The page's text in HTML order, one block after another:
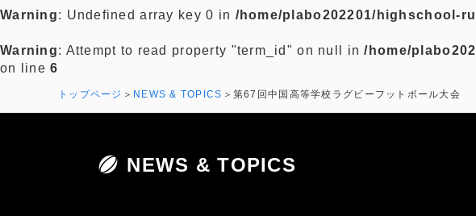
Warning: Undefined array key 0 in /home/plabo202201/highschool-
Warning: Attempt to read property "term_id" on null in/home/
on line6
トップページ NEWS & TOPICS 第67回中国高等学校ラグビーフットボール大会
NEWS & TOPICS